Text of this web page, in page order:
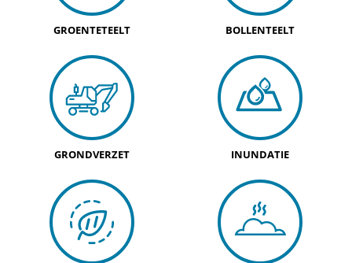
GROENTETEELT BOLLENTEELT
GRONDVERZET INUNDATIE